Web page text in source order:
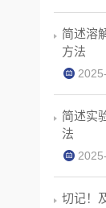
简述溶
方法
简述实
法
切记！